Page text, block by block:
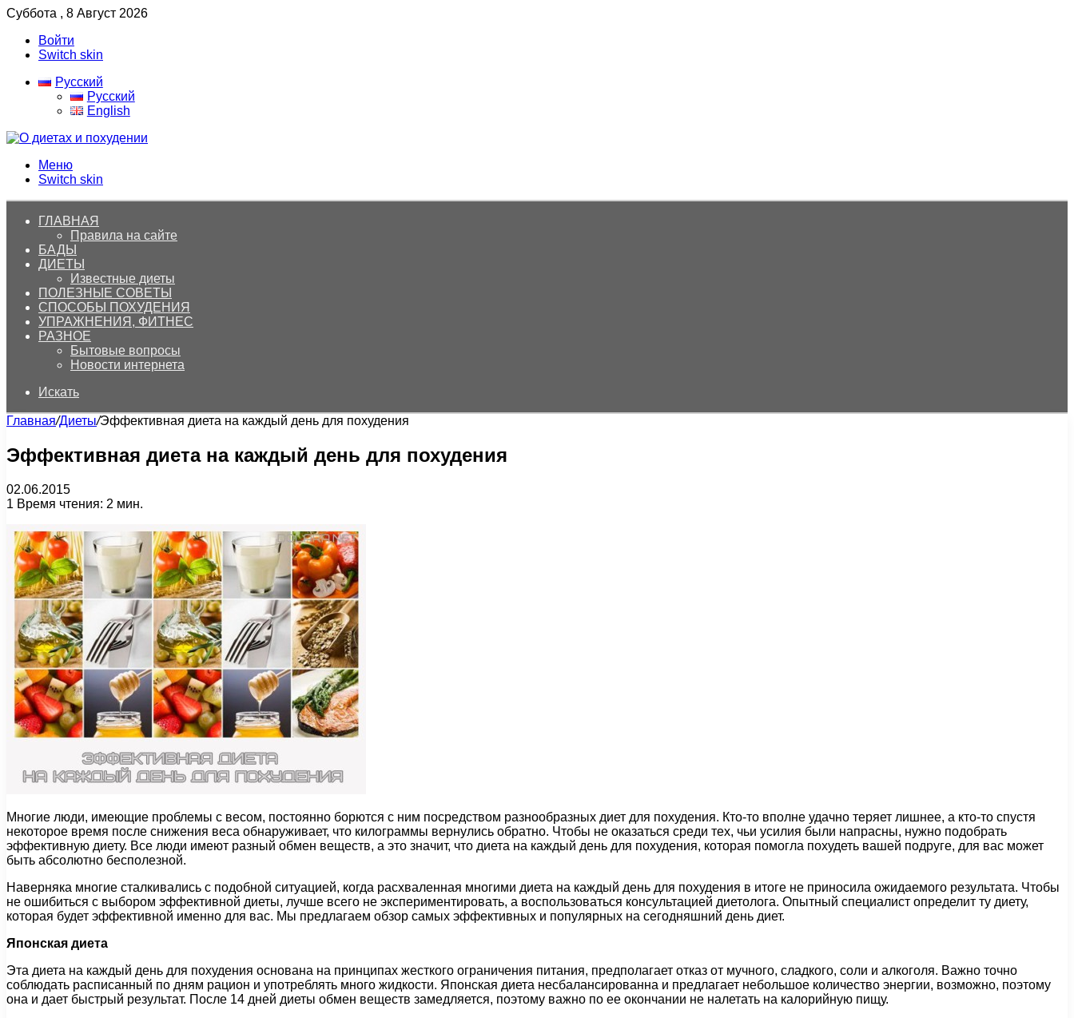
Суббота , 8 Август 2026
Войти
Switch skin
Русский
Русский
English
Меню
Switch skin
ГЛАВНАЯ
Правила на сайте
БАДЫ
ДИЕТЫ
Известные диеты
ПОЛЕЗНЫЕ СОВЕТЫ
СПОСОБЫ ПОХУДЕНИЯ
УПРАЖНЕНИЯ, ФИТНЕС
РАЗНОЕ
Бытовые вопросы
Новости интернета
Искать
Главная/Диеты/Эффективная диета на каждый день для похудения
Эффективная диета на каждый день для похудения
02.06.2015
1 Время чтения: 2 мин.
Многие люди, имеющие проблемы с весом, постоянно борются с ним посредством разнообразных диет для похудения. Кто-то вполне удачно теряет лишнее, а кто-то спустя
некоторое время после снижения веса обнаруживает, что килограммы вернулись обратно. Чтобы не оказаться среди тех, чьи усилия были напрасны, нужно подобрать
эффективную диету. Все люди имеют разный обмен веществ, а это значит, что диета на каждый день для похудения, которая помогла похудеть вашей подруге, для вас может
быть абсолютно бесполезной.
Наверняка многие сталкивались с подобной ситуацией, когда расхваленная многими диета на каждый день для похудения в итоге не приносила ожидаемого результата. Чтобы
не ошибиться с выбором эффективной диеты, лучше всего не экспериментировать, а воспользоваться консультацией диетолога. Опытный специалист определит ту диету,
которая будет эффективной именно для вас. Мы предлагаем обзор самых эффективных и популярных на сегодняшний день диет.
Японская диета
Эта диета на каждый день для похудения основана на принципах жесткого ограничения питания, предполагает отказ от мучного, сладкого, соли и алкоголя. Важно точно
соблюдать расписанный по дням рацион и употреблять много жидкости. Японская диета несбалансированна и предлагает небольшое количество энергии, возможно, поэтому
она и дает быстрый результат. После 14 дней диеты обмен веществ замедляется, поэтому важно по ее окончании не налетать на калорийную пищу.